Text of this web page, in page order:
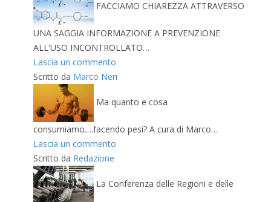
FACCIAMO CHIAREZZA ATTRAVERSO
UNA SAGGIA INFORMAZIONE A PREVENZIONE
ALL'USO INCONTROLLATO…
Lascia un commento
Scritto da Marco Neri
Ma quanto e cosa
consumiamo….facendo pesi? A cura di Marco…
Lascia un commento
Scritto da Redazione
La Conferenza delle Regioni e delle